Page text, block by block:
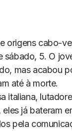
origens cabo-
5. O
mas acabou
até à morte.
italiana,
já bateram
pela